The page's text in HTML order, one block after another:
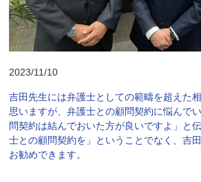
2023/11/10
吉田先生には弁護士としての範疇を超えた
思いますが、弁護士との顧問契約に悩んで
問契約は結んでおいた方が良いですよ」と
士との顧問契約を」ということでなく、吉
お勧めできます。